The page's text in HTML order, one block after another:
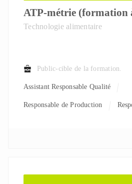
ATP-métrie (formation
Technologie alimentaire
Public-cible de la formation.
Assistant Responsable Qualité
Responsable de Production